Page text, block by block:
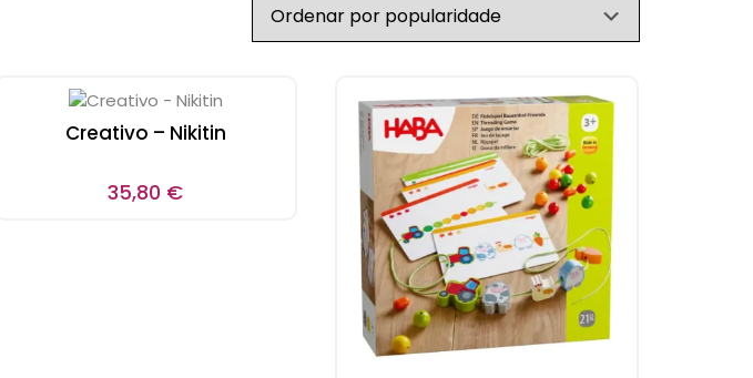
Creativo – Nikitin
35,80 €